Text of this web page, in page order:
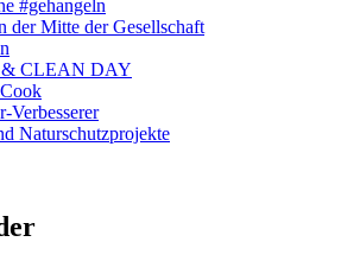
#gehangeln
der Mitte der Gesellschaft
CLEAN DAY
Verbesserer
Naturschutzprojekte